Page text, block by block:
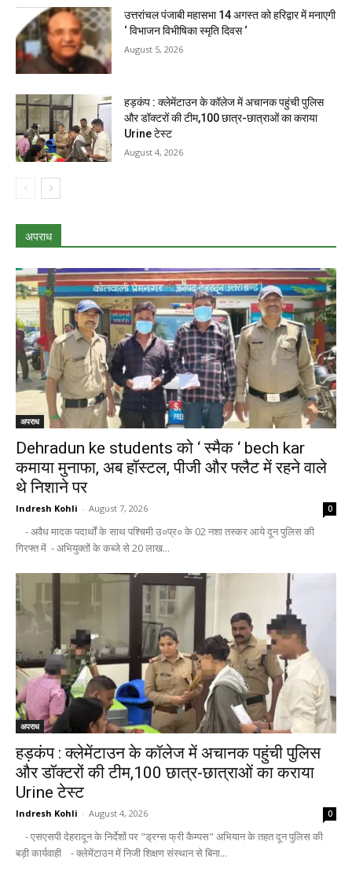
उत्तरांचल पंजाबी महासभा 14 अगस्त को हरिद्वार में मनाएगी
‘ विभाजन विभीषिका स्मृति दिवस ‘
August 5, 2026
हड़कंप : क्लेमेंटाउन के कॉलेज में अचानक पहुंची पुलिस
और डॉक्टरों की टीम,100 छात्र-छात्राओं का कराया
Urine टेस्ट
August 4, 2026
अपराध
अपराध
Dehradun ke students को ‘ स्मैक ‘ bech kar
कमाया मुनाफा, अब हॉस्टल, पीजी और फ्लैट में रहने वाले
थे निशाने पर
Indresh Kohli - August 7, 2026 0
- अवैध मादक पदार्थों के साथ पश्चिमी उ०प्र० के 02 नशा तस्कर आये दून पुलिस की
गिरफ्त में - अभियुक्तों के कब्जे से 20 लाख...
अपराध
हड़कंप : क्लेमेंटाउन के कॉलेज में अचानक पहुंची पुलिस
और डॉक्टरों की टीम,100 छात्र-छात्राओं का कराया
Urine टेस्ट
Indresh Kohli - August 4, 2026 0
- एसएसपी देहरादून के निर्देशों पर "ड्रग्स फ्री कैम्पस" अभियान के तहत दून पुलिस की
बड़ी कार्यवाही - क्लेमेंटाउन में निजी शिक्षण संस्थान से बिना...